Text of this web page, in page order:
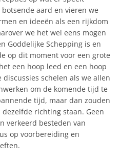
aard en vieren we
en ideeën als een rijkdom
we het wel eens mogen
Goddelijke Schepping is en
op dit moment voor een grote
een hoop leed en een hoop
schelen als we allen
om de komende tijd te
tijd, maar dan zouden
richting staan. Geen
verkeerd besteden van
op voorbereiding en